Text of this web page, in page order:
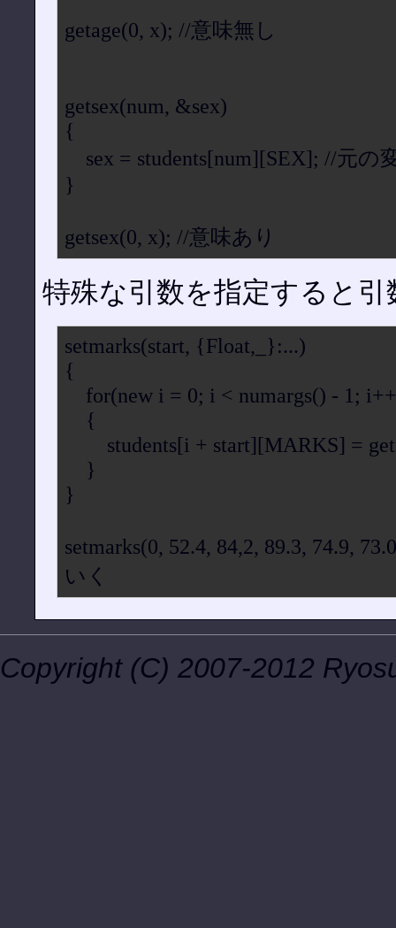
getage(0, x); //意味無し
getsex(num, &sex)
{
sex = students[num][SEX]; //元の
}
getsex(0, x); //意味あり
特殊な引数を指定すると
setmarks(start, {Float,_}:...)
{
for(new i = 0; i < numargs() - 1;
{
students[i + start][MARKS] =
}
}
setmarks(0, 52.4, 84,2, 89.3, 74.9,
いく
Copyright (C) 2007-2012